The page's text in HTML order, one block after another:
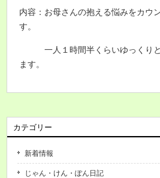
内容：お母さんの抱える悩みをカウ
す。
一人１時間半くらいゆっくりと
ます。
カテゴリー
新着情報
じゃん・けん・ぽん日記